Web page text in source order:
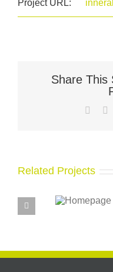
Project URL:
Share This
Related Projects